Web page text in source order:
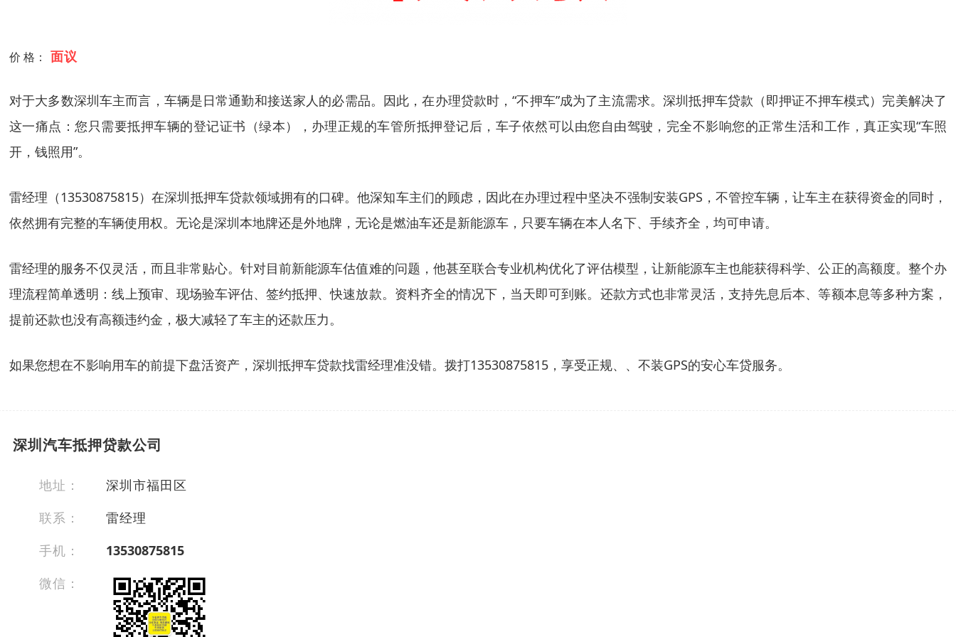
价 格： 面议
对于大多数深圳车主而言，车辆是日常通勤和接送家人的必需品。因此，在办理贷款时，“不押车”成为了主流需求。深圳抵押车贷款（即押证不押车模式）完美解决了
这一痛点：您只需要抵押车辆的登记证书（绿本），办理正规的车管所抵押登记后，车子依然可以由您自由驾驶，完全不影响您的正常生活和工作，真正实现“车照
开，钱照用”。
雷经理（13530875815）在深圳抵押车贷款领域拥有的口碑。他深知车主们的顾虑，因此在办理过程中坚决不强制安装GPS，不管控车辆，让车主在获得资金的同时，
依然拥有完整的车辆使用权。无论是深圳本地牌还是外地牌，无论是燃油车还是新能源车，只要车辆在本人名下、手续齐全，均可申请。
雷经理的服务不仅灵活，而且非常贴心。针对目前新能源车估值难的问题，他甚至联合专业机构优化了评估模型，让新能源车主也能获得科学、公正的高额度。整个办
理流程简单透明：线上预审、现场验车评估、签约抵押、快速放款。资料齐全的情况下，当天即可到账。还款方式也非常灵活，支持先息后本、等额本息等多种方案，
提前还款也没有高额违约金，极大减轻了车主的还款压力。
如果您想在不影响用车的前提下盘活资产，深圳抵押车贷款找雷经理准没错。拨打13530875815，享受正规、、不装GPS的安心车贷服务。
深圳汽车抵押贷款公司
地址：
深圳市福田区
联系：
雷经理
手机：
13530875815
微信：